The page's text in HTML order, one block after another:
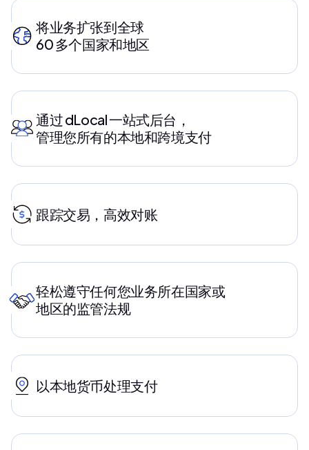
将业务扩张到全球
60 多个国家和地区
通过 dLocal 一站式后台，
管理您所有的本地和跨境支付
跟踪交易，高效对账
轻松遵守任何您业务所在国家或
地区的监管法规
以本地货币处理支付